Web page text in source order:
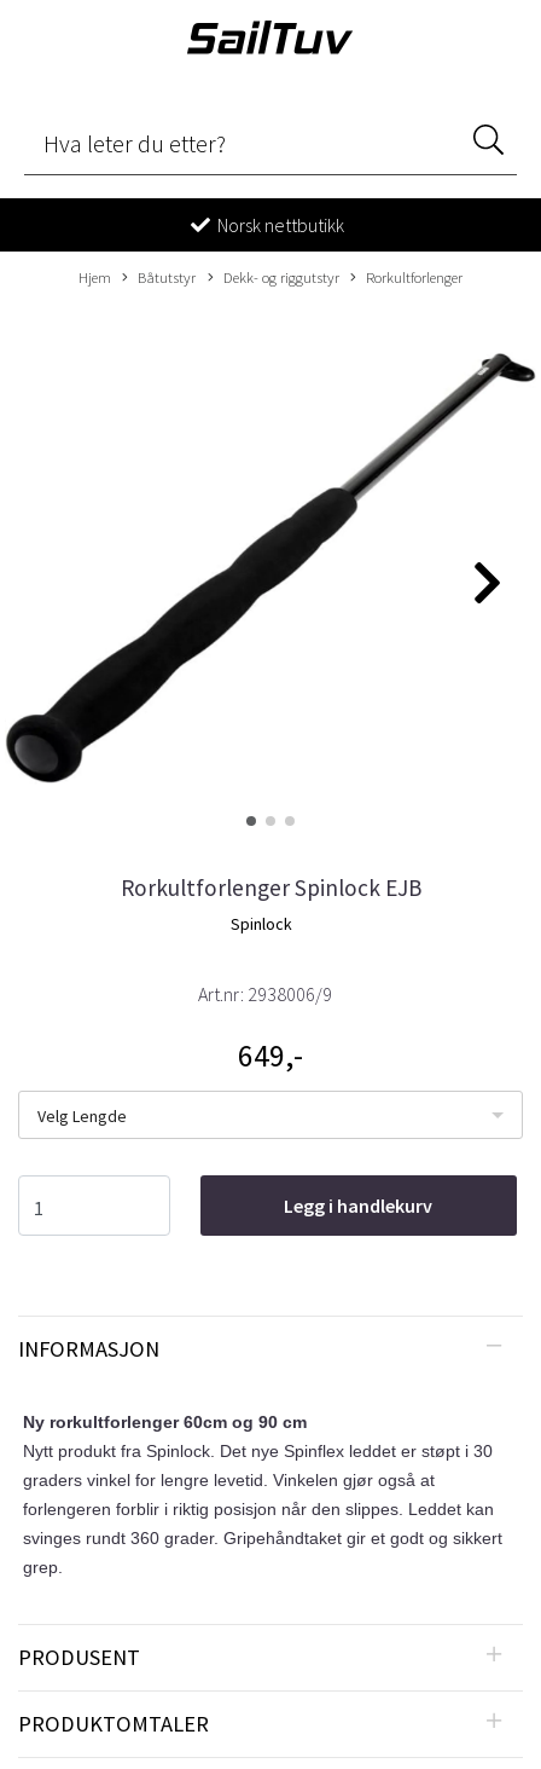
Norsk nettbutikk
Hjem Båtutstyr Dekk- og riggutstyr Rorkultforlenger
Rorkultforlenger Spinlock EJB
Spinlock
Art.nr: 2938006/9
649,-
Velg Lengde
Legg i handlekurv
INFORMASJON
Ny rorkultforlenger 60cm og 90 cm
Nytt produkt fra Spinlock. Det nye Spinflex leddet er støpt i 30
graders vinkel for lengre levetid. Vinkelen gjør også at
forlengeren forblir i riktig posisjon når den slippes. Leddet kan
svinges rundt 360 grader. Gripehåndtaket gir et godt og sikkert
grep.
PRODUSENT
PRODUKTOMTALER